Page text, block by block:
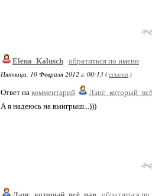
Elena_Kalusch обратиться по имени
Пятница, 10 Февраля 2012 г. 00:13 (ссылка )
Ответ на комментарий
А я надеюсь на выигрыш...)))